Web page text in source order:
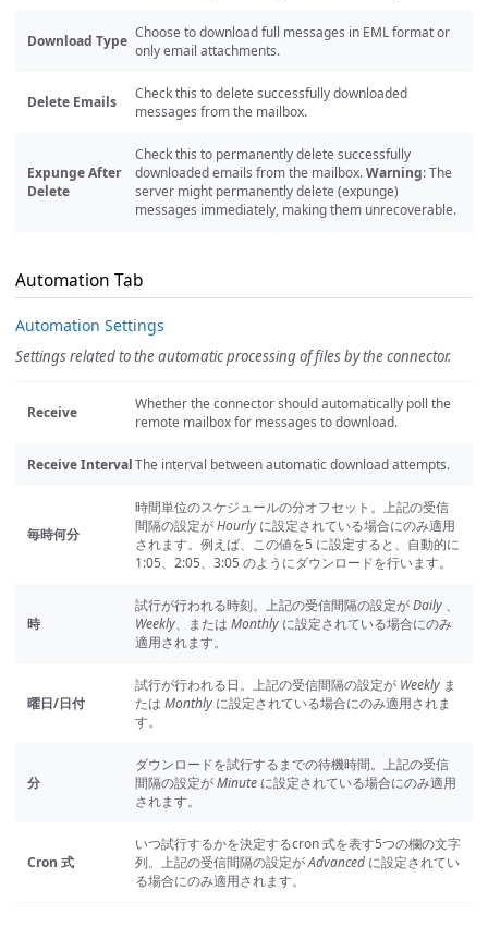
Download Type Choose to download full messages in EML format or
only email attachments.
Delete Emails
Check this to delete successfully downloaded
messages from the mailbox.
Expunge After
Delete
Check this to permanently delete successfully
downloaded emails from the mailbox.Warning: The
server might permanently delete (expunge)
messages immediately, making them unrecoverable.
Automation Tab
Automation Settings
Settings related to the automatic processing of files by the connector.
Receive
Whether the connector should automatically poll the
remote mailbox for messages to download.
Receive IntervalThe interval between automatic download attempts.
毎時何分
時間単位のスケジュールの分オフセット。上記の受信
間隔の設定がHourly に設定されている場合にのみ適用
されます。例えば、この値を5 に設定すると、自動的に
1:05、2:05、3:05 のようにダウンロードを行います。
時
試行が行われる時刻。上記の受信間隔の設定がDaily 、
Weekly、または Monthly に設定されている場合にのみ
適用されます。
曜日/日付
試行が行われる日。上記の受信間隔の設定が Weekly ま
たは Monthly に設定されている場合にのみ適用されま
す。
分
ダウンロードを試行するまでの待機時間。上記の受信
間隔の設定がMinute に設定されている場合にのみ適用
されます。
Cron 式
いつ試行するかを決定するcron 式を表す5つの欄の文字
列。上記の受信間隔の設定がAdvanced に設定されてい
る場合にのみ適用されます。